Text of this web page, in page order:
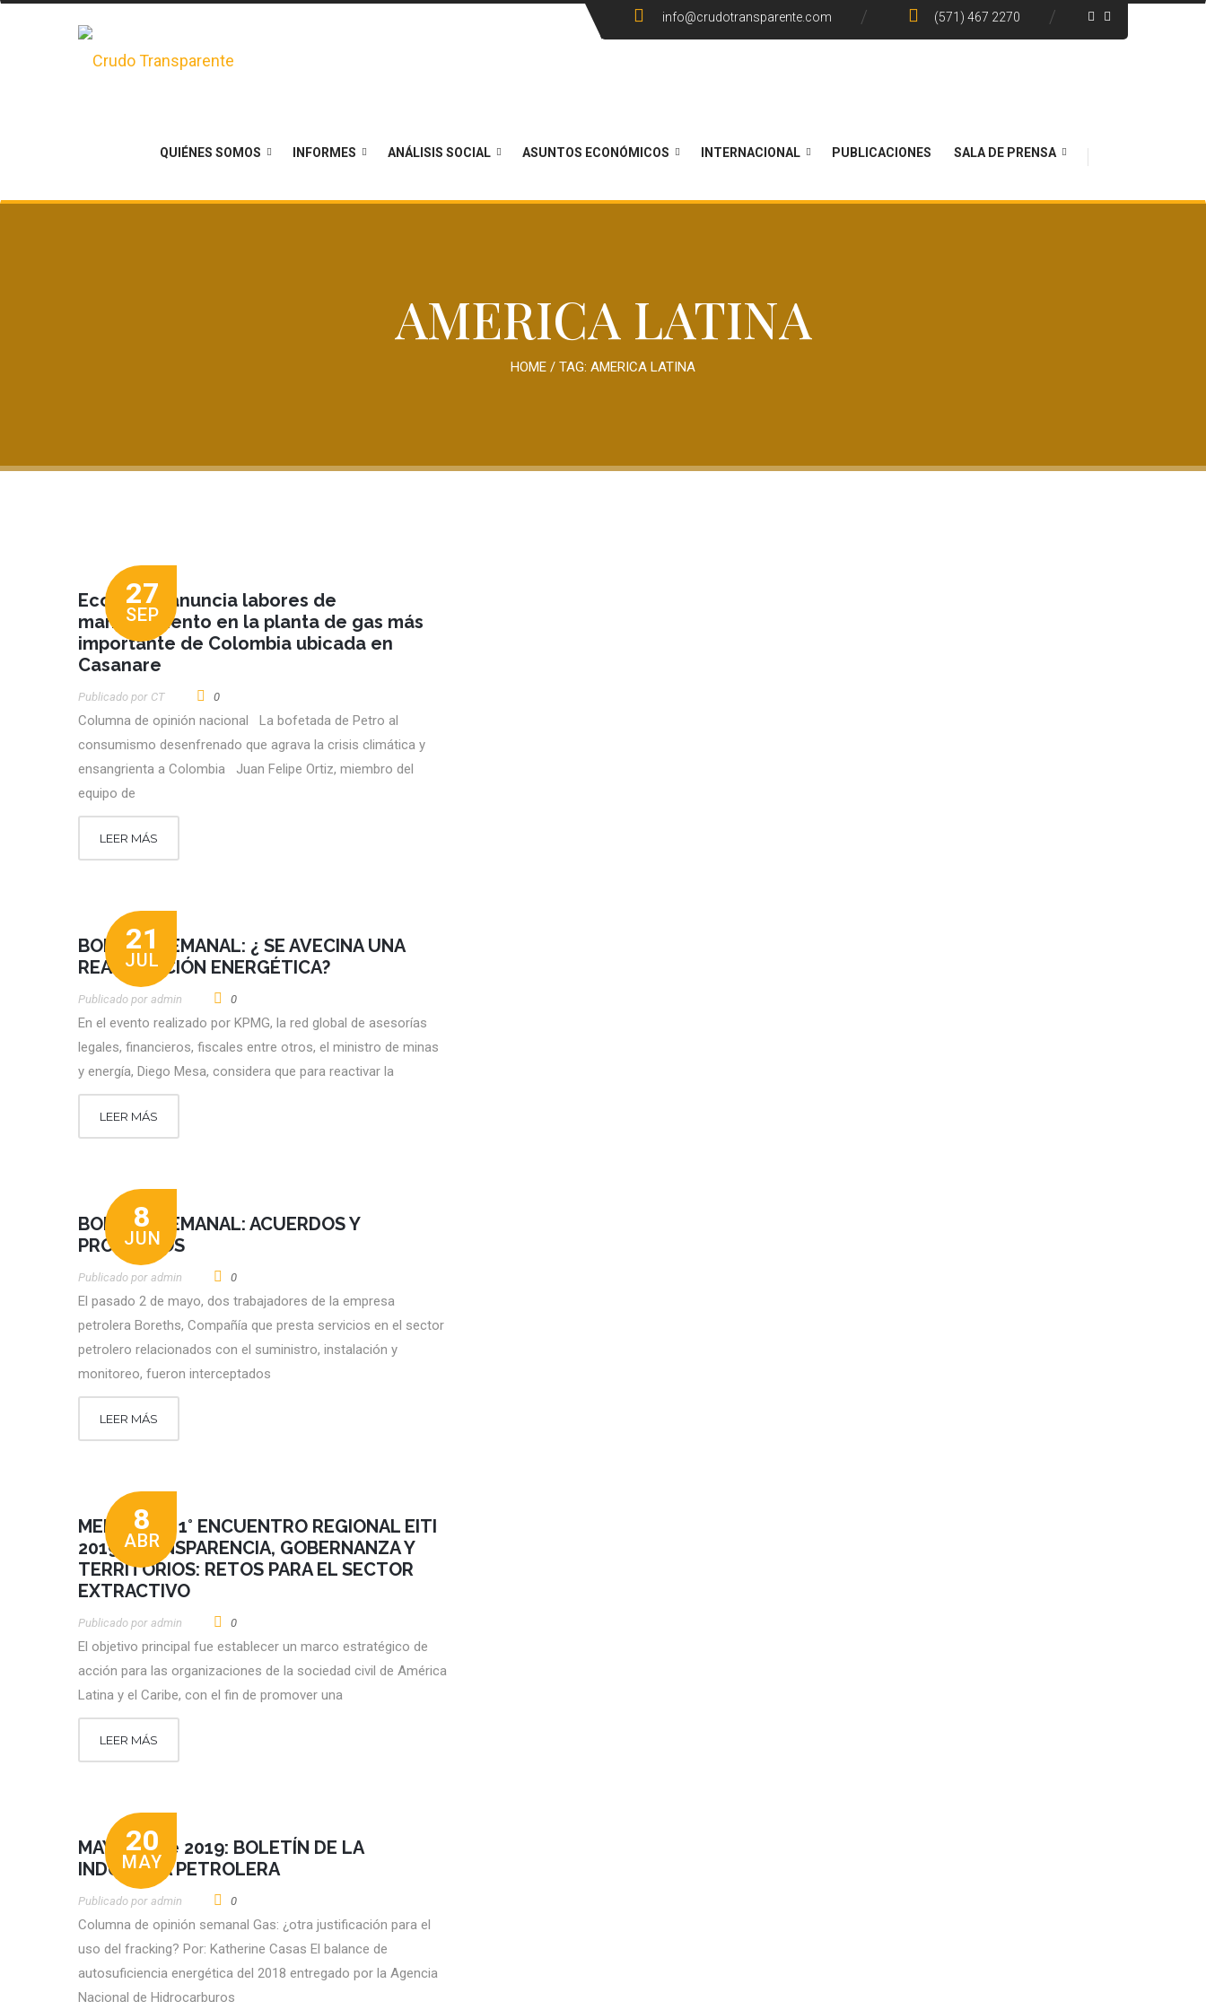
info@crudotransparente.com (571) 467 2270
QUIÉNES SOMOS INFORMES ANÁLISIS SOCIAL ASUNTOS ECONÓMICOS INTERNACIONAL PUBLICACIONES SALA DE PRENSA
AMERICA LATINA
HOME / TAG: AMERICA LATINA
27
SEP
Ecopetrol anuncia labores de
mantenimiento en la planta de gas más
importante de Colombia ubicada en
Casanare
Publicado por CT 0
Columna de opinión nacional La bofetada de Petro al
consumismo desenfrenado que agrava la crisis climática y
ensangrienta a Colombia Juan Felipe Ortiz, miembro del
equipo de
LEER MÁS
21
JUL
BOLETÍN SEMANAL: ¿ SE AVECINA UNA
REACTIVACIÓN ENERGÉTICA?
Publicado por Admin 0
En el evento realizado por KPMG, la red global de asesorías
legales, financieros, fiscales entre otros, el ministro de minas
y energía, Diego Mesa, considera que para reactivar la
LEER MÁS
8
JUN
BOLETÍN SEMANAL: ACUERDOS Y
PROYECTOS
Publicado por Admin 0
El pasado 2 de mayo, dos trabajadores de la empresa
petrolera Boreths, Compañía que presta servicios en el sector
petrolero relacionados con el suministro, instalación y
monitoreo, fueron interceptados
LEER MÁS
8
ABR
MEMORIAS: 1° ENCUENTRO REGIONAL EITI
2019, TRANSPARENCIA, GOBERNANZA Y
TERRITORIOS: RETOS PARA EL SECTOR
EXTRACTIVO
Publicado por Admin 0
El objetivo principal fue establecer un marco estratégico de
acción para las organizaciones de la sociedad civil de América
Latina y el Caribe, con el fin de promover una
LEER MÁS
20
MAY
MAYO 20 de 2019: BOLETÍN DE LA
INDUSTRIA PETROLERA
Publicado por Admin 0
Columna de opinión semanal Gas: ¿otra justificación para el
uso del fracking? Por: Katherine Casas El balance de
autosuficiencia energética del 2018 entregado por la Agencia
Nacional de Hidrocarburos